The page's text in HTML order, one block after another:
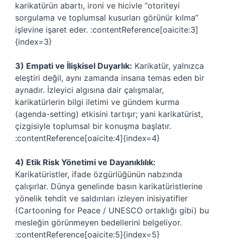
karikatürün abartı, ironi ve hicivle “otoriteyi
sorgulama ve toplumsal kusurları görünür kılma”
işlevine işaret eder. :contentReference[oaicite:3]
{index=3}
3) Empati ve İlişkisel Duyarlık: Karikatür, yalnızca
eleştiri değil, aynı zamanda insana temas eden bir
aynadır. İzleyici algısına dair çalışmalar,
karikatürlerin bilgi iletimi ve gündem kurma
(agenda-setting) etkisini tartışır; yani karikatürist,
çizgisiyle toplumsal bir konuşma başlatır.
:contentReference[oaicite:4]{index=4}
4) Etik Risk Yönetimi ve Dayanıklılık:
Karikatüristler, ifade özgürlüğünün nabzında
çalışırlar. Dünya genelinde basın karikatüristlerine
yönelik tehdit ve saldırıları izleyen inisiyatifler
(Cartooning for Peace / UNESCO ortaklığı gibi) bu
mesleğin görünmeyen bedellerini belgeliyor.
:contentReference[oaicite:5]{index=5}